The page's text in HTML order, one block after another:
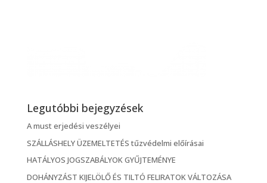
Legutóbbi bejegyzések
A must erjedési veszélyei
SZÁLLÁSHELY ÜZEMELTETÉS tűzvédelmi előírásai
HATÁLYOS JOGSZABÁLYOK GYŰJTEMÉNYE
DOHÁNYZÁST KIJELÖLŐ ÉS TILTÓ FELIRATOK VÁLTOZÁSA